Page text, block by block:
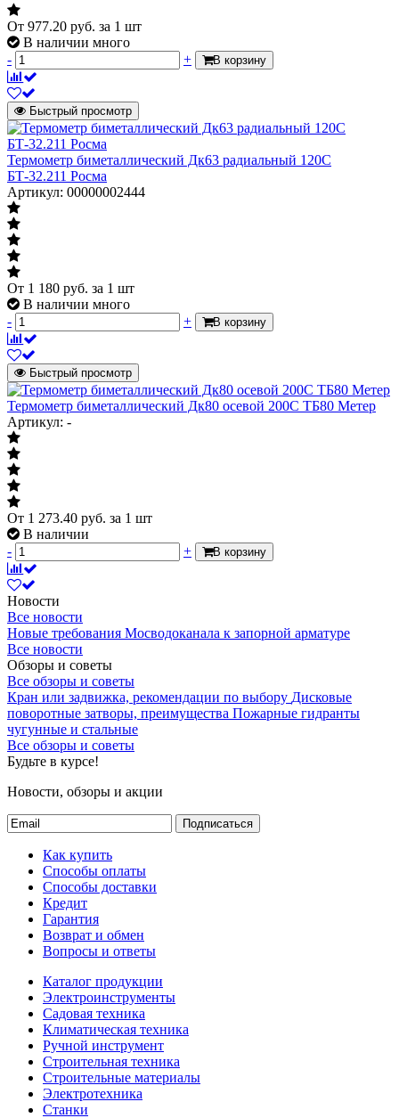
От 977.20 руб. за 1 шт
В наличии много
-
+ В корзину
Быстрый просмотр
Термометр биметаллический Дк63 радиальный 120С
БТ-32.211 Росма
Артикул: 00000002444
От 1 180 руб. за 1 шт
В наличии много
-
+ В корзину
Быстрый просмотр
Термометр биметаллический Дк80 осевой 200С ТБ80 Метер
Артикул: -
От 1 273.40 руб. за 1 шт
В наличии
-
+ В корзину
Новости
Все новости
Новые требования Мосводоканала к запорной арматуре
Все новости
Обзоры и советы
Все обзоры и советы
Кран или задвижка, рекомендации по выбору Дисковые
поворотные затворы, преимущества Пожарные гидранты
чугунные и стальные
Все обзоры и советы
Будьте в курсе!
Новости, обзоры и акции
Подписаться
Как купить
Способы оплаты
Способы доставки
Кредит
Гарантия
Возврат и обмен
Вопросы и ответы
Каталог продукции
Электроинструменты
Садовая техника
Климатическая техника
Ручной инструмент
Строительная техника
Строительные материалы
Электротехника
Станки